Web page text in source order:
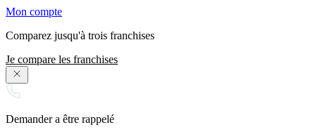
Mon compte
Comparez jusqu'à trois franchises
Je compare les franchises
Demander a être rappelé